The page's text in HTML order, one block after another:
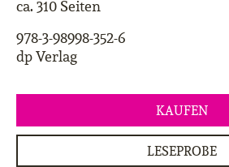
ca. 310 Seiten
978-3-98998-352-6
dp Verlag
KAUFEN
LESEPROBE